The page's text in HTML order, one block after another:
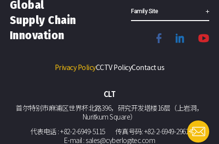
Global
Supply Chain
Innovation
Privacy PolicyCCTV PolicyContact us
CLT
首尔特别市麻浦区世界杯北路396，研究开发塔楼16层（上岩洞，
Nuritkum Square）
代表电话 : +82-2-6949-5115
传真号码: +82-2-6949-2962
E-mail : sales@cyberlogitec.com
Family Site